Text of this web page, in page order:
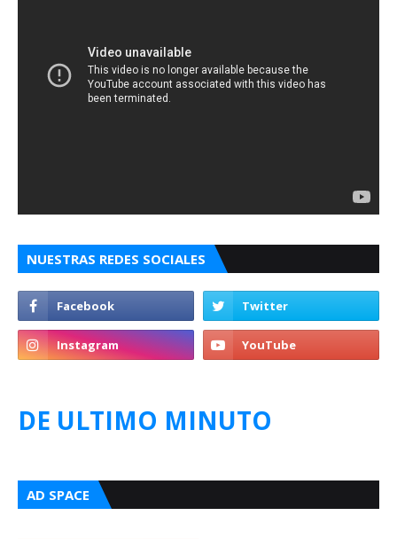
NUESTRAS REDES SOCIALES
DE ULTIMO MINUTO
AD SPACE